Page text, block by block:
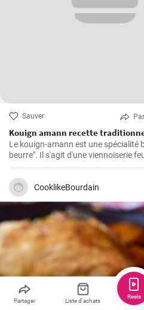
Sauver
Kouign amann recette
Le kouign-amann est une spécialité
beurre". Il s'agit d'une viennoiserie
beurrée à souhait. Bien qu'il soit un
résultat en vaut vraiment la peine !
CooklikeBourdain
Partager Liste d'achats
Reels